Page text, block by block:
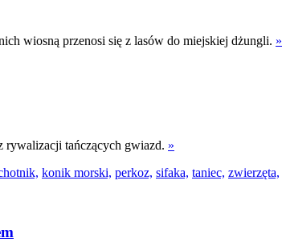
wiosną przenosi się z lasów do miejskiej dżungli. »
rywalizacji tańczących gwiazd. »
konik morski, perkoz, sifaka, taniec, zwierzęta,